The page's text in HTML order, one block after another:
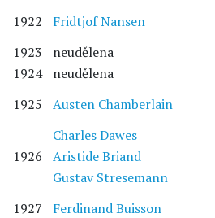
1922
Fridtjof Nansen
1923
neudělena
1924
neudělena
1925
Austen Chamberlain
Charles Dawes
1926
Aristide Briand
Gustav Stresemann
1927
Ferdinand Buisson